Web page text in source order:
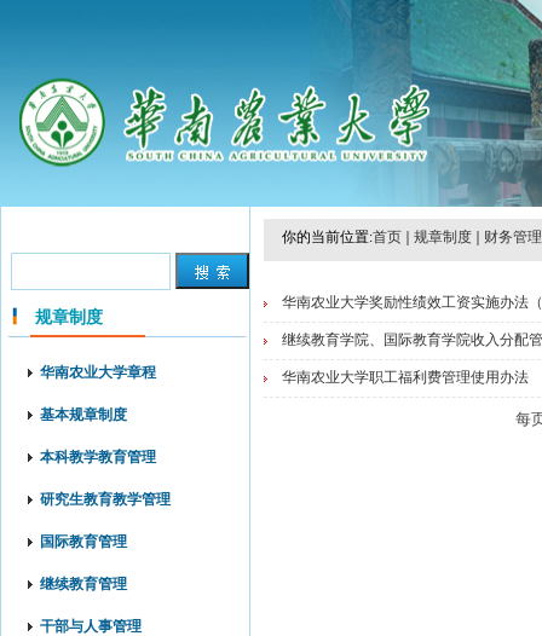
规章制度
华南农业大学章程
基本规章制度
本科教学教育管理
研究生教育教学管理
国际教育管理
继续教育管理
干部与人事管理
你的当前位置:首页 规章制度 财务管理
华南农业大学奖励性绩效工资实施办法
继续教育学院、国际教育学院收入分配
华南农业大学职工福利费管理使用办法
每